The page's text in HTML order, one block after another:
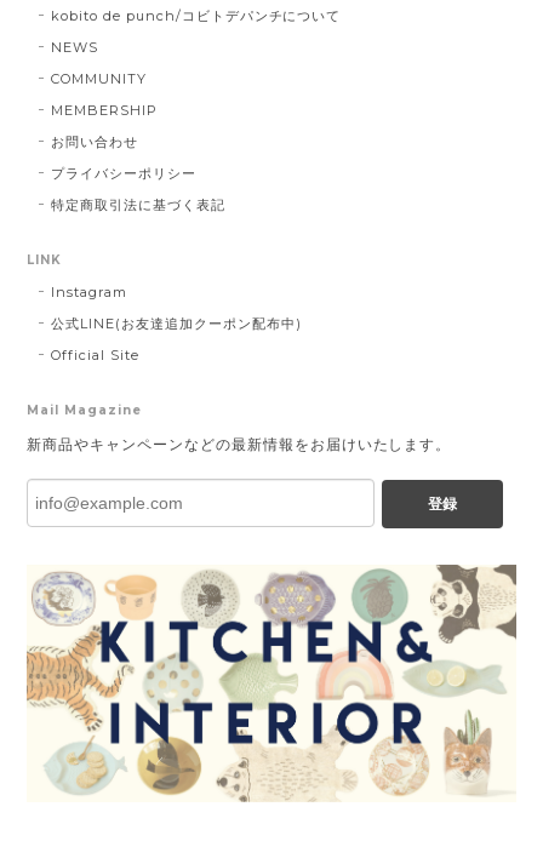
kobito de punch/コビトデパンチについて
NEWS
COMMUNITY
MEMBERSHIP
お問い合わせ
プライバシーポリシー
特定商取引法に基づく表記
LINK
Instagram
公式LINE(お友達追加クーポン配布中)
Official Site
Mail Magazine
新商品やキャンペーンなどの最新情報をお届けいたします。
登録